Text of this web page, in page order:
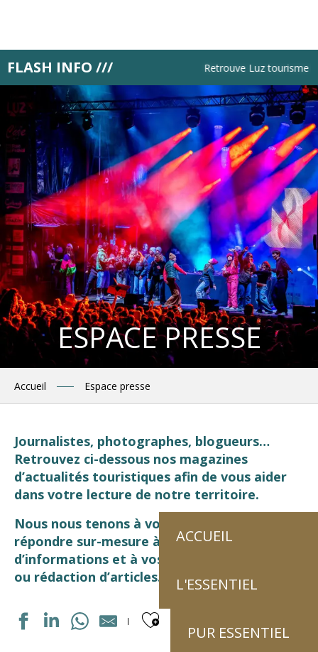
principal
FLASH INFO /// Retrouve Luz tourisme
ACCUEIL
L'ESSENTIEL
PUR ESSENTIEL
ESPACE PRESSE
Accueil Espace presse
Journalistes, photographes, blogueurs…
Retrouvez ci-dessous nos magazines
d’actualités touristiques afin de vous aider
dans votre lecture de notre territoire.
Nous nous tenons à votre disposition pour
répondre sur-mesure à vos demandes
d’informations et à vos besoins de tournage
ou rédaction d’articles.
Ajouter aux